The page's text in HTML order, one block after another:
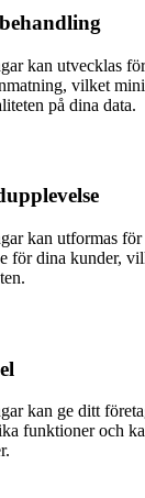
kan utvecklas
vilket
på dina data.
kan utformas
för dina kunder,
kan ge ditt
funktioner och